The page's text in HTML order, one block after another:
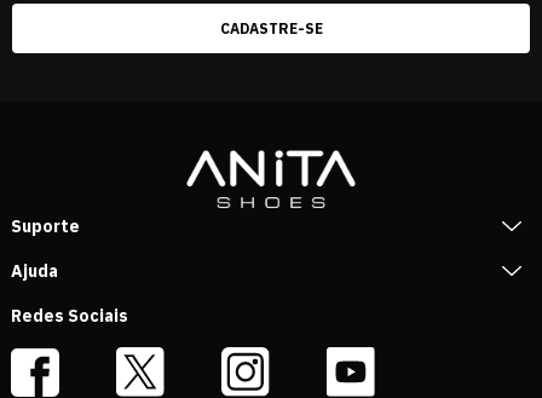
Suporte
Ajuda
Redes Sociais